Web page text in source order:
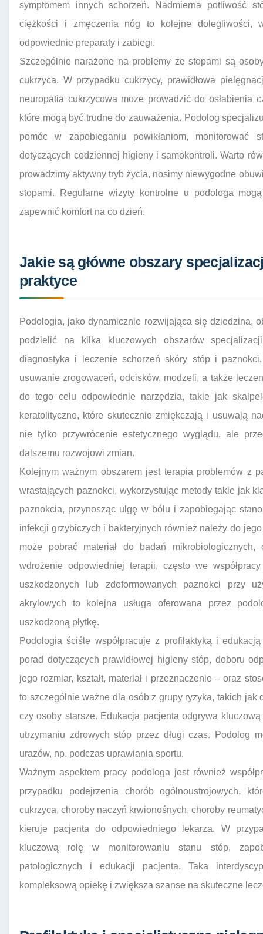
symptomem innych schorzeń. Nadmierna potliwość
ciężkości i zmęczenia nóg to kolejne dolegliwości,
odpowiednie preparaty i zabiegi.
Szczególnie narażone na problemy ze stopami są
cukrzyca. W przypadku cukrzycy, prawidłowa
neuropatia cukrzycowa może prowadzić do osłabienia
które mogą być trudne do zauważenia. Podolog
pomóc w zapobieganiu powikłaniom,
dotyczących codziennej higieny i samokontroli. Warto
prowadzimy aktywny tryb życia, nosimy niewygodne
stopami. Regularne wizyty kontrolne u podologa
zapewnić komfort na co dzień.
Jakie są główne obszary
praktyce
Podologia, jako dynamicznie rozwijająca się dziedzina,
podzielić na kilka kluczowych obszarów
diagnostyka i leczenie schorzeń skóry stóp i
usuwanie zrogowaceń, odcisków, modzeli, a także
do tego celu odpowiednie narzędzia, takie jak
keratolityczne, które skutecznie zmiękczają i usuwają
nie tylko przywrócenie estetycznego wyglądu, ale
dalszemu rozwojowi zmian.
Kolejnym ważnym obszarem jest terapia problemów z
wrastających paznokci, wykorzystując metody takie jak
paznokcia, przynosząc ulgę w bólu i zapobiegając
infekcji grzybiczych i bakteryjnych również należy do
może pobrać materiał do badań
wdrożenie odpowiedniej terapii, często we
uszkodzonych lub zdeformowanych paznokci przy
akrylowych to kolejna usługa oferowana przez
uszkodzoną płytkę.
Podologia ściśle współpracuje z profilaktyką i
porad dotyczących prawidłowej higieny stóp, doboru
jego rozmiar, kształt, materiał i przeznaczenie – oraz
to szczególnie ważne dla osób z grupy ryzyka, takich jak
czy osoby starsze. Edukacja pacjenta odgrywa
utrzymaniu zdrowych stóp przez długi czas. Podolog
urazów, np. podczas uprawiania sportu.
Ważnym aspektem pracy podologa jest również
przypadku podejrzenia chorób ogólnoustrojowych,
cukrzyca, choroby naczyń krwionośnych, choroby
kieruje pacjenta do odpowiedniego lekarza. W
kluczową rolę w monitorowaniu stanu stóp,
patologicznych i edukacji pacjenta. Taka
kompleksową opiekę i zwiększa szanse na skuteczne